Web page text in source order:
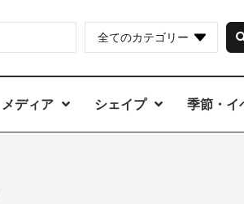
全てのカテゴリー
メディア シェイプ 季節・イ